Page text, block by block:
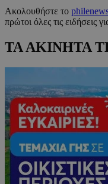
Ακολουθήστε το
πρώτοι όλες τις ειδήσεις
ΤΑ ΑΚΙΝΗΤΑ